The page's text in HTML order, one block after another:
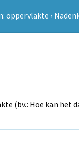
oppervlakte ›
(bv.: Hoe kan